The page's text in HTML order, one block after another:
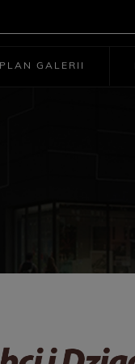
PLAN GALERII